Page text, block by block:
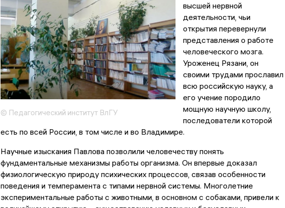
© Педагогический институт ВлГУ
высшей нервной
деятельности, чьи
открытия перевернули
представления о работе
человеческого мозга.
Уроженец Рязани, он
своими трудами прославил
всю российскую науку, а
его учение породило
мощную научную школу,
последователи которой
есть по всей России, в том числе и во Владимире.
Научные изыскания Павлова позволили человечеству понять
фундаментальные механизмы работы организма. Он впервые доказал
физиологическую природу психических процессов, связав особенности
поведения и темперамента с типами нервной системы. Многолетние
экспериментальные работы с животными, в основном с собаками, привели к